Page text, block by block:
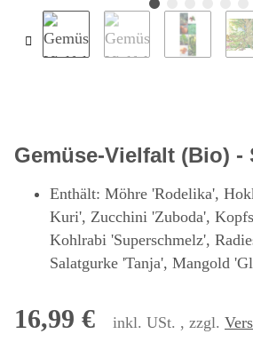
Gemüse-Vielfalt (Bio) -
Enthält: Möhre 'Rodelika',
Kuri', Zucchini 'Zuboda',
Kohlrabi 'Superschmelz',
Salatgurke 'Tanja', Mangold
16,99 € inkl. USt. , zzgl.